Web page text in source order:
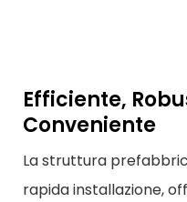
Efficiente,
Conveniente
La struttura
rapida installazione,